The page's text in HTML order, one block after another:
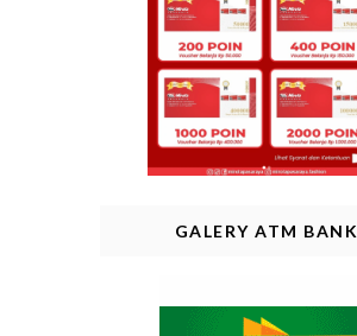
GALERY ATM BANK